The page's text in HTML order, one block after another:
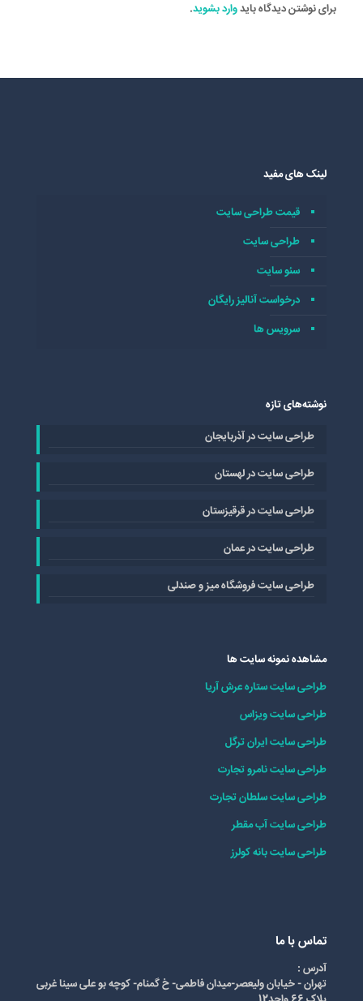
برای نوشتن دیدگاه بایدوارد بشوید.
لینک های مفید
قیمت طراحی سایت
طراحی سایت
سئو سایت
درخواست آنالیز رایگان
سرویس ها
نوشته‌های تازه
طراحی سایت در آذربایجان
طراحی سایت در لهستان
طراحی سایت در قرقیزستان
طراحی سایت در عمان
طراحی سایت فروشگاه میز و صندلی
مشاهده نمونه سایت ها
طراحی سایت ستاره عرش آریا
طراحی سایت ویزاس
طراحی سایت ایران ترگل
طراحی سایت نامرو تجارت
طراحی سایت سلطان تجارت
طراحی سایت آب مقطر
طراحی سایت بانه کولرز
تماس با ما
آدرس :
تهران - خیابان ولیعصر-میدان فاطمی- خ گمنام- کوچه بو علی سینا غربی